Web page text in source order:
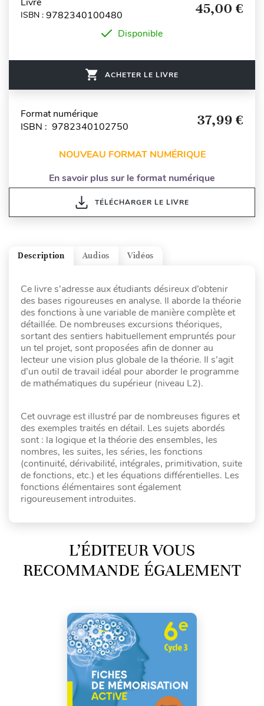
ISBN : 9782340100480 45,00 €
Disponible
ACHETER LE LIVRE
Format numérique
ISBN : 9782340102750
37,99 €
NOUVEAU FORMAT NUMÉRIQUE
En savoir plus sur le format numérique
TÉLÉCHARGER LE LIVRE
Vidéos
Audios
Description
Ce livre s’adresse aux étudiants désireux d’obtenir
des bases rigoureuses en analyse. Il aborde la théorie
des fonctions à une variable de manière complète et
détaillée. De nombreuses excursions théoriques,
sortant des sentiers habituellement empruntés pour
un tel projet, sont proposées afin de donner au
lecteur une vision plus globale de la théorie. Il s’agit
d’un outil de travail idéal pour aborder le programme
de mathématiques du supérieur (niveau L2).
Cet ouvrage est illustré par de nombreuses figures et
des exemples traités en détail. Les sujets abordés
sont : la logique et la théorie des ensembles, les
nombres, les suites, les séries, les fonctions
(continuité, dérivabilité, intégrales, primitivation, suite
de fonctions, etc.) et les équations différentielles. Les
fonctions élémentaires sont également
rigoureusement introduites.
L’ÉDITEUR VOUS
RECOMMANDE ÉGALEMENT